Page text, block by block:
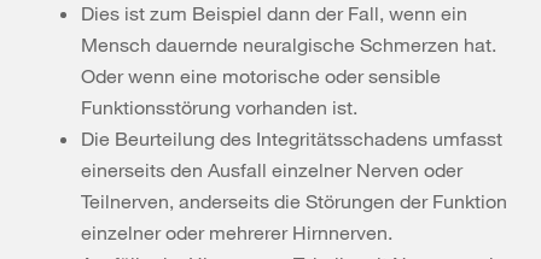
Dies ist zum Beispiel dann der Fall, wenn ein
Mensch dauernde neuralgische Schmerzen hat.
Oder wenn eine motorische oder sensible
Funktionsstörung vorhanden ist.
Die Beurteilung des Integritätsschadens umfasst
einerseits den Ausfall einzelner Nerven oder
Teilnerven, anderseits die Störungen der Funktion
einzelner oder mehrerer Hirnnerven.